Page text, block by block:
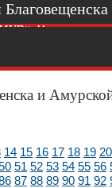
::.
и
14 15 16 17 18 19 20
51 52 53 54 55 56
87 88 89 90 91 92